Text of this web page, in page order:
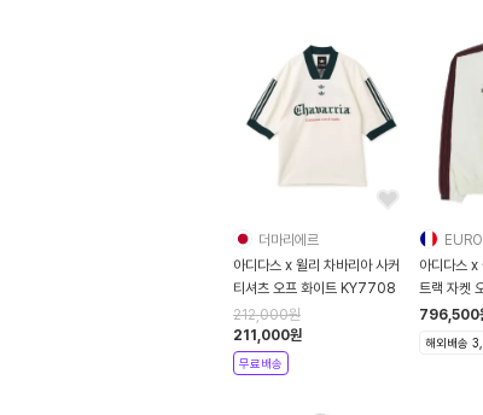
더마리에르
아디다스 x 윌리 차바리아 사커
티셔츠 오프 화이트 KY7708
212,000원
211,000원
무료배송
아디다스 x
796,500
해외배송